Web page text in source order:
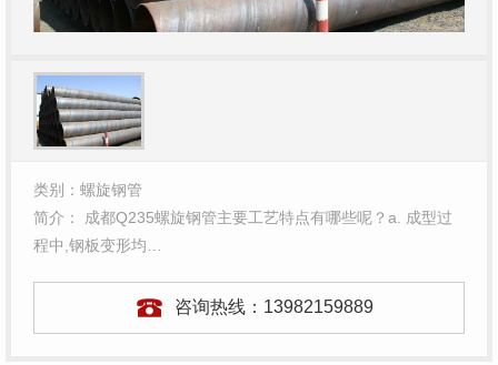
类别：螺旋钢管
简介： 成都Q235螺旋钢管主要工艺特点有哪些呢？a. 成型过
程中,钢板变形均…
咨询热线： 13982159889